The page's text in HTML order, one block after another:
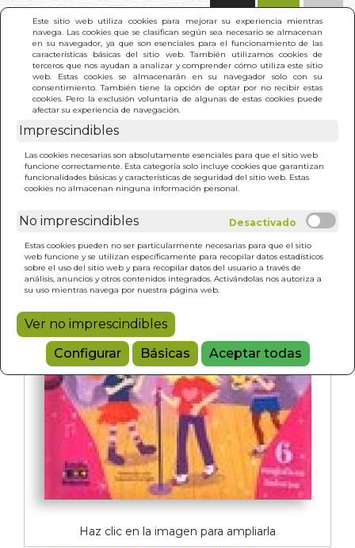
Este sitio web utiliza cookies para mejorar su experiencia mientras
navega. Las cookies que se clasifican según sea necesario se almacenan
en su navegador, ya que son esenciales para el funcionamiento de las
características básicas del sitio web. También utilizamos cookies de
terceros que nos ayudan a analizar y comprender cómo utiliza este sitio
web. Estas cookies se almacenarán en su navegador solo con su
consentimiento. También tiene la opción de optar por no recibir estas
cookies. Pero la exclusión voluntaria de algunas de estas cookies puede
afectar su experiencia de navegación.
Imprescindibles
Las cookies necesarias son absolutamente esenciales para que el sitio web
funcione correctamente. Esta categoría solo incluye cookies que garantizan
funcionalidades básicas y características de seguridad del sitio web. Estas
cookies no almacenan ninguna información personal.
No imprescindibles
Estas cookies pueden no ser particularmente necesarias para que el sitio
web funcione y se utilizan específicamente para recopilar datos estadísticos
sobre el uso del sitio web y para recopilar datos del usuario a través de
análisis, anuncios y otros contenidos integrados. Activándolas nos autoriza a
su uso mientras navega por nuestra página web.
Ver no imprescindibles
Configurar
Básicas Aceptar todas
INICIO > HISTORIAS DE NIÑAS
Haz clic en la imagen para ampliarla